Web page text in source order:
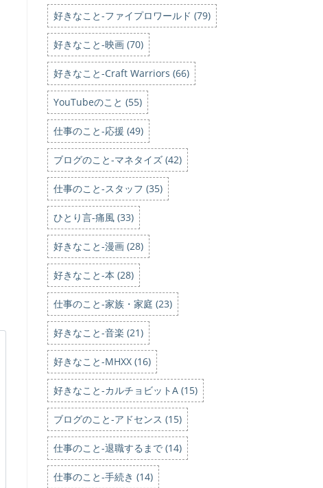
好きなこと-ファイプロワールド (79)
好きなこと-映画 (70)
好きなこと-Craft Warriors (66)
YouTubeのこと (55)
仕事のこと-応援 (49)
ブログのこと-マネタイズ (42)
仕事のこと-スタッフ (35)
ひとり言-痛風 (33)
好きなこと-漫画 (28)
好きなこと-本 (28)
仕事のこと-家族・家庭 (23)
好きなこと-音楽 (21)
好きなこと-MHXX (16)
好きなこと-カルチョビットA (15)
ブログのこと-アドセンス (15)
仕事のこと-退職するまで (14)
仕事のこと-手続き (14)